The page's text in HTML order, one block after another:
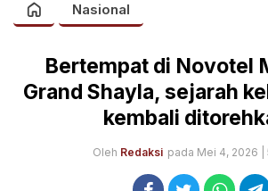
Nasional
Bertempat di Novotel
Grand Shayla, sejarah
kembali
Oleh Redaksi pada Mei 4, 2026 |